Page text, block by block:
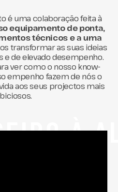
é uma colaboração feita à
equipamento de ponta,
técnicos e a uma
transformar as suas ideias
de elevado desempenho.
ver como o nosso know-
empenho fazem de nós o
aos seus projectos mais
À